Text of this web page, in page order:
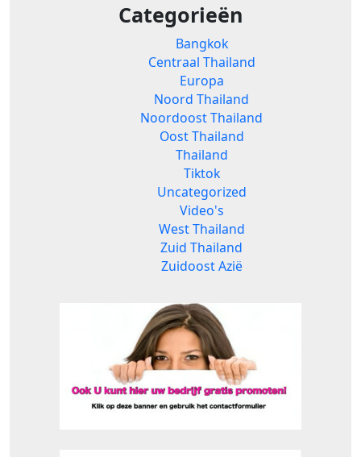
Categorieën
Bangkok
Centraal Thailand
Europa
Noord Thailand
Noordoost Thailand
Oost Thailand
Thailand
Tiktok
Uncategorized
Video's
West Thailand
Zuid Thailand
Zuidoost Azië